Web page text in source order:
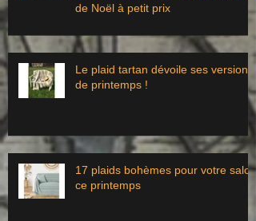
de Noël à petit prix
Le plaid tartan dévoile ses versions
de printemps !
17 plaids bohèmes pour votre salon
ce printemps